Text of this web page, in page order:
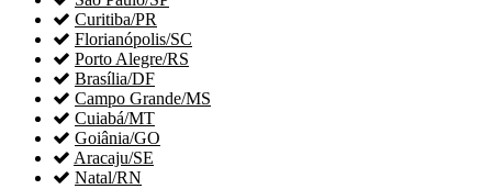
 Curitiba/PR
 Florianópolis/SC
 Porto Alegre/RS
 Brasília/DF
 Campo Grande/MS
 Cuiabá/MT
 Goiânia/GO
 Aracaju/SE
 Natal/RN